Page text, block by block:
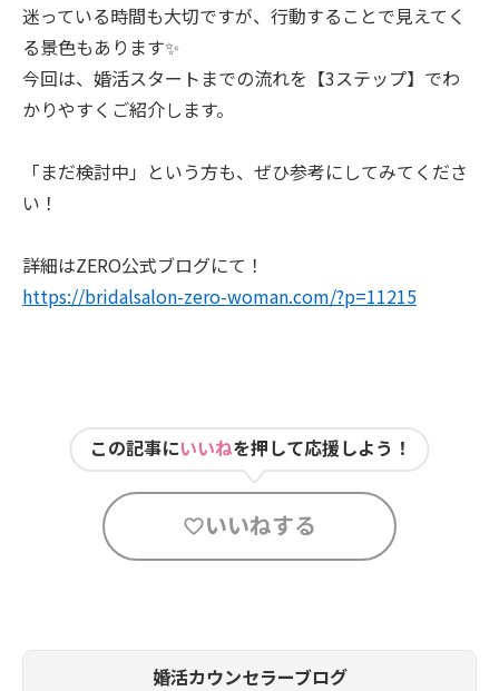
迷っている時間も大切ですが、行動することで見えてく
る景色もあります✨
今回は、婚活スタートまでの流れを【3ステップ】でわ
かりやすくご紹介します。
「まだ検討中」という方も、ぜひ参考にしてみてくださ
い！
詳細はZERO公式ブログにて！
https://bridalsalon-zero-woman.com/?p=11215
この記事にいいねを押して応援しよう！
いいねする
婚活カウンセラーブログ